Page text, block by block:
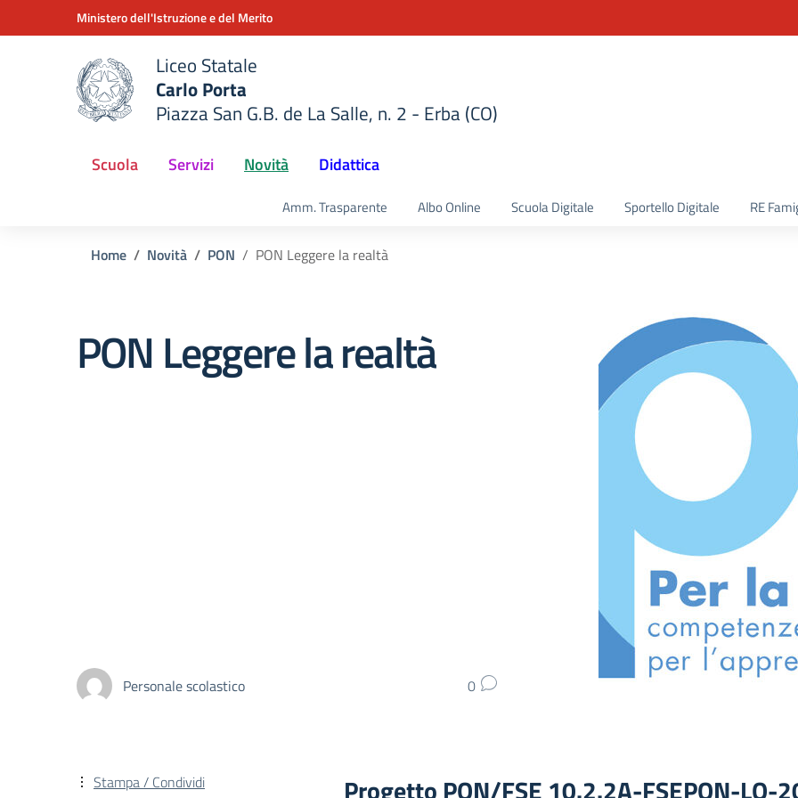
Vai ai contenuti
Vai al menu di navigazioneMinistero dell'Istruzione e del Merito
scuola
Liceo Statale
Carlo Porta
Piazza San G.B. de La Salle, n. 2 - Erba (CO)
Scuola Servizi Novità Didattica
Amm. Trasparente Albo Online Scuola Digitale Sportello Digitale RE
Home Novità PON PON Leggere la realtà
PON Leggere la realtà
Personale scolastico 0
Stampa / Condividi